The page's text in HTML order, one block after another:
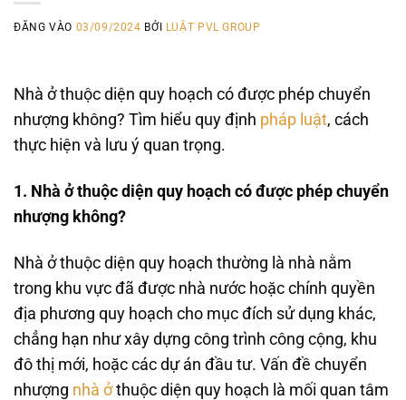
ĐĂNG VÀO 03/09/2024 BỞI LUẬT PVL GROUP
Nhà ở thuộc diện quy hoạch có được phép chuyển
nhượng không? Tìm hiểu quy định pháp luật, cách
thực hiện và lưu ý quan trọng.
1. Nhà ở thuộc diện quy hoạch có được phép chuyển
nhượng không?
Nhà ở thuộc diện quy hoạch thường là nhà nằm
trong khu vực đã được nhà nước hoặc chính quyền
địa phương quy hoạch cho mục đích sử dụng khác,
chẳng hạn như xây dựng công trình công cộng, khu
đô thị mới, hoặc các dự án đầu tư. Vấn đề chuyển
nhượng nhà ởthuộc diện quy hoạch là mối quan tâm